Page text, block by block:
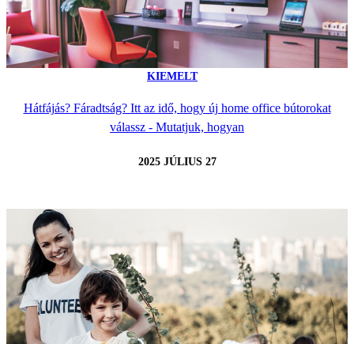
KIEMELT
Hátfájás? Fáradtság? Itt az idő, hogy új home office bútorokat
válassz - Mutatjuk, hogyan
2025 JÚLIUS 27